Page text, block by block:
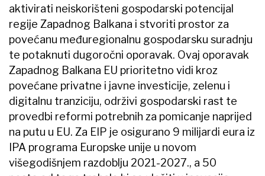
aktivirati neiskorišteni gospodarski potencijal
regije Zapadnog Balkana i stvoriti prostor za
povećanu međuregionalnu gospodarsku suradnju
te potaknuti dugoročni oporavak. Ovaj oporavak
Zapadnog Balkana EU prioritetno vidi kroz
povećane privatne i javne investicije, zelenu i
digitalnu tranziciju, održivi gospodarski rast te
provedbi reformi potrebnih za pomicanje naprijed
na putu u EU. Za EIP je osigurano 9 milijardi eura iz
IPA programa Europske unije u novom
višegodišnjem razdoblju 2021-2027., a 50